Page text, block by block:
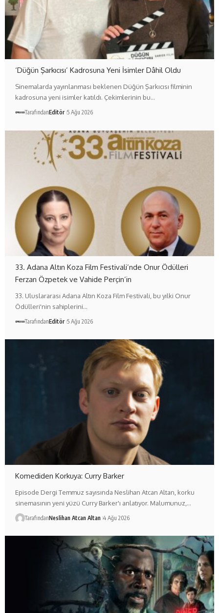
‘Düğün Şarkıcısı’ Kadrosuna Yeni İsimler Dâhil Oldu
Sinemalarda yayınlanması beklenen Düğün Şarkıcısı filminin
kadrosuna yeni isimler katıldı. Çekimlerinin bu…
TarafındanEditör 5 Ağu 2026
33. Adana Altın Koza Film Festivali’nde Onur Ödülleri
Ferzan Özpetek ve Vahide Perçin’in
33. Uluslararası Adana Altın Koza Film Festivali, bu yılki Onur
Ödülleri'nin sahiplerini…
TarafındanEditör 5 Ağu 2026
Komediden Korkuya: Curry Barker
Episode Dergi Temmuz sayısında Neslihan Atcan Altan, korku
sinemasının yeni yüzü Curry Barker'ı anlatıyor. Malumunuz,…
TarafındanNeslihan Atcan Altan 4 Ağu 2026